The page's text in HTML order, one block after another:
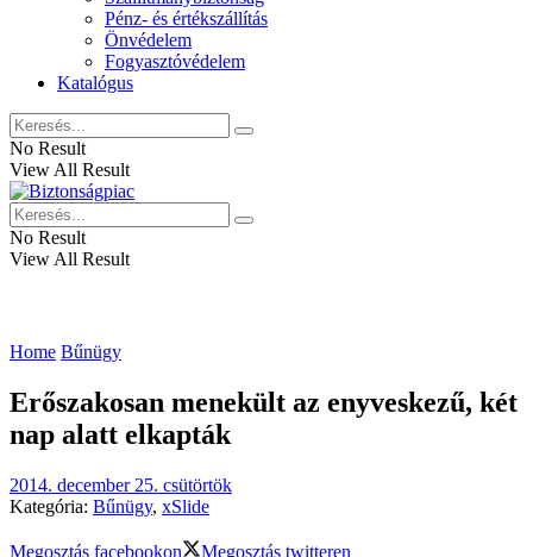
Pénz- és értékszállítás
Önvédelem
Fogyasztóvédelem
Katalógus
No Result
View All Result
No Result
View All Result
Home Bűnügy
Erőszakosan menekült az enyveskezű, két
nap alatt elkapták
2014. december 25. csütörtök
Kategória: Bűnügy, xSlide
Megosztás facebookon Megosztás twitteren